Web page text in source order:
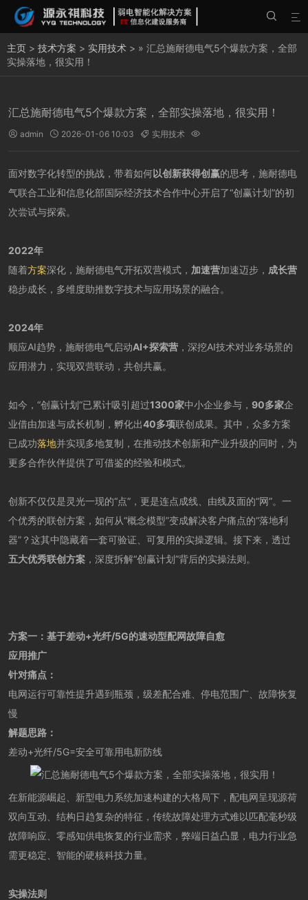


主页 > 技术方案 > 实用技术 > » 汇总施耐德电气5个爆款方案，全部
实操落地，很实用！
汇总施耐德电气5个爆款方案，全部实操落地，很实用！
 admin  2026-01-06 10:03  实用技术 
面对数字化转型的挑战，带着如何以创新获得创赢的思考，施耐德电
气联合工业和信息化部国际经济技术合作中心开启了“创赢计划”的初
次尝试与探索。
2022年
随着方案深化，施耐德电气开拓双营模式， 加速营加速迈步， 成长营
稳步成长，多维度助推数字技术与应用场景的融合。
2024年
顺应AI趋势，施耐德电气启动AI+探索营 ，深挖AI技术对业务场景的
应用潜力，实现双营联动，共创共赢。
如今，“创赢计划”已累计吸引超过1300家中小企业参与， 90多家企
业借由加速与成长机制，孵化出40多项联创成果。其中，众多方案
已成功落地并实现多地复制，在推动技术创新和产业升级的同时，为
更多合作伙伴提供了可借鉴的经验和模式。
创新不仅仅是灵光一现的“点”，更是连点成线、由线及面的“网”。一
个优秀的联创方案，如何从“概念模型”变成解决客户痛点的“落地利
器”？这其中隐藏着一套可验证、可复用的实操逻辑。接下来，透过
五大优秀联创方案 ，深度拆解“创赢计划”背后的实操法则。
方案一： 基于差动+光纤/5G的速动型配网故障自愈
应用推广
针对痛点：
电网运行可靠性提升遇到瓶颈，级差配合难、停电范围广、故障恢复
慢
解题思路：
差动+光纤/5G=安全可靠用电新防线
在新能源崛起、新型电力系统加速构建的大格局下，配电网呈现源荷
双向互动、结构日趋复杂的特征，传统故障处理方式难以匹配毫秒级
故障响应、零感知供电恢复的行业需求，弊端日益凸显，电力行业急
需更稳定、智能的硬核科技力量。
实操法则